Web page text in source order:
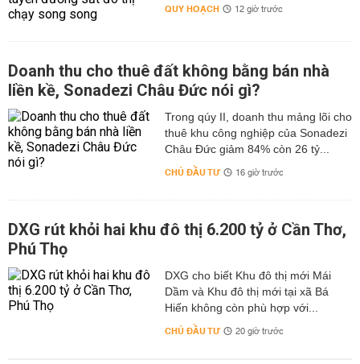
QUY HOẠCH 12 giờ trước
Doanh thu cho thuê đất không bằng bán nhà
liền kề, Sonadezi Châu Đức nói gì?
Trong qúy II, doanh thu mảng lõi cho
thuê khu công nghiệp của Sonadezi
Châu Đức giảm 84% còn 26 tỷ...
CHỦ ĐẦU TƯ 16 giờ trước
DXG rút khỏi hai khu đô thị 6.200 tỷ ở Cần Thơ,
Phú Thọ
DXG cho biết Khu đô thị mới Mái
Dầm và Khu đô thị mới tại xã Bá
Hiến không còn phù hợp với...
CHỦ ĐẦU TƯ 20 giờ trước